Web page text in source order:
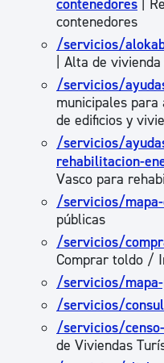
contenedores |
contenedores
/servicios/
| Alta de
/servicios/
municipales
de edificios y
/servicios/
rehabilitacion-
Vasco para
/servicios/
públicas
/servicios/
Comprar toldo /
/servicios/
/servicios/
/servicios/
de Viviendas